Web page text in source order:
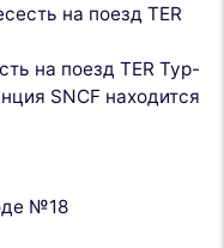
на поезд TER
на поезд TER Тур-
SNCF находится
№18